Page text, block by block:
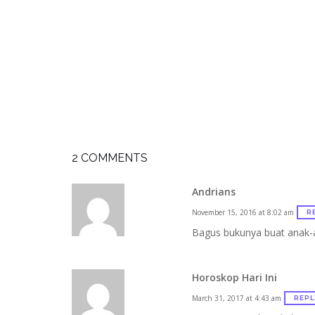
2 COMMENTS
Andrians
November 15, 2016 at 8:02 am
Bagus bukunya buat
Horoskop Hari Ini
March 31, 2017 at 4:43 am